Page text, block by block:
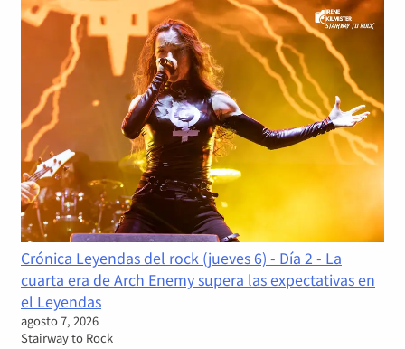
Crónica Leyendas del rock (jueves 6) - Día 2 - La
cuarta era de Arch Enemy supera las expectativas en
el Leyendas
agosto 7, 2026
Stairway to Rock